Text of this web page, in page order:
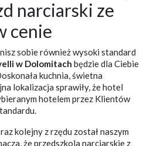
narciarski ze
cenie
sobie również wysoki standard
w Dolomitach będzie dla Ciebie
kuchnia, świetna
lokalizacja sprawiły, że hotel
hotelem przez Klientów
kolejny z rzędu został naszym
że przedszkola narciarskie z